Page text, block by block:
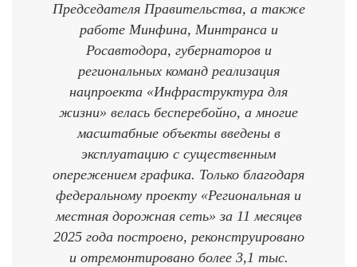
Председателя Правительства, а также
работе Минфина, Минтранса и
Росавтодора, губернаторов и
региональных команд реализация
нацпроекта «Инфраструктура для
жизни» велась бесперебойно, а многие
масштабные объекты введены в
эксплуатацию с существенным
опережением графика. Только благодаря
федеральному проекту «Региональная и
местная дорожная сеть» за 11 месяцев
2025 года построено, реконструировано
и отремонтировано более 3,1 тыс.